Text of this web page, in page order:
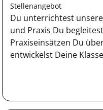
Stellenangebot
Du unterrichtest
und Praxis Du
Praxiseinsätzen Du
entwickelst Deine